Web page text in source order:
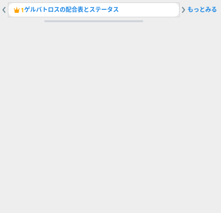
1ゲルバトロスの配合表とステータス 2グラコ
もっとみる